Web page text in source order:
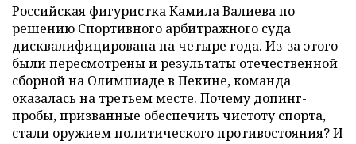
Российская фигуристка Камила Валиева по
решению Спортивного арбитражного суда
дисквалифицирована на четыре года. Из-за этого
были пересмотрены и результаты отечественной
сборной на Олимпиаде в Пекине, команда
оказалась на третьем месте. Почему допинг-
пробы, призванные обеспечить чистоту спорта,
стали оружием политического противостояния? И